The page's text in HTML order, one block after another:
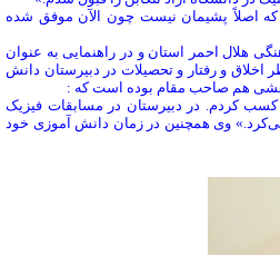
اصلاً پشیمان نیست چون الآن موفق شده
هلال احمر استان و در راهنمایی به عنوان
و رفتار و تحصیلات در دبیرستان دانش
هم صاحب مقام بوده است که :
و استان را کسب کردم. در دبیرستان در مسابقات فیزیک
وی همچنین در زمان دانش آموزی خود